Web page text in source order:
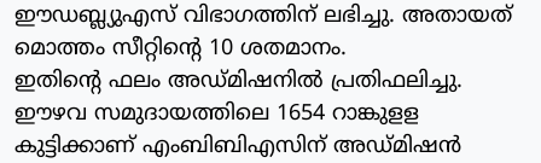
ഈഡബ്ല്യുഎസ് വിഭാഗത്തിന് ലഭിച്ചു. അതായത്
മൊത്തം സീറ്റിന്റെ 10 ശതമാനം.
ഇതിന്റെ ഫലം അഡ്മിഷനില്‍ പ്രതിഫലിച്ചു.
ഈഴവ സമുദായത്തിലെ 1654 റാങ്കുളള
കുട്ടിക്കാണ് എംബിബിഎസിന് അഡ്മിഷന്‍